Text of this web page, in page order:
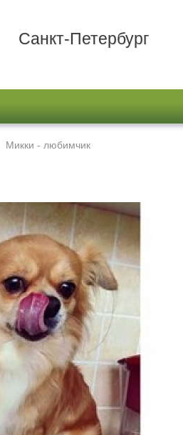
Санкт-Петербург
Микки - любимчик